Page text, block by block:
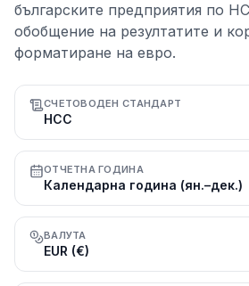
българските предприятия по
обобщение на резултатите и
форматиране на евро.
СЧЕТОВОДЕН СТАНДАРТ
НСС
ОТЧЕТНА ГОДИНА
Календарна година (ян.–дек.)
ВАЛУТА
EUR (€)